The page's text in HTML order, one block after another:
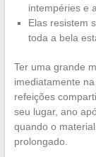
intempéries e
Elas resistem
toda a bela
Ter uma grande
imediatamente
refeições
seu lugar, ano
quando o
prolongado.